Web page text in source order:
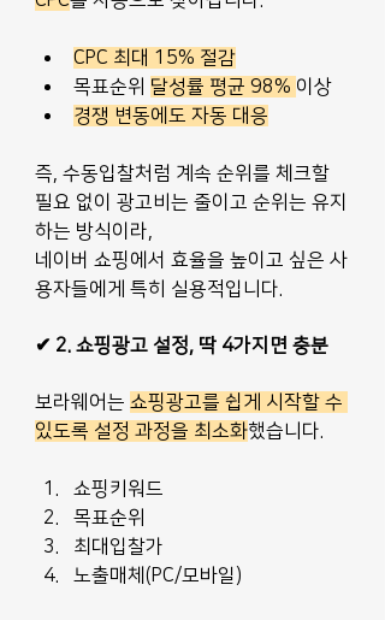
CPC 최대 15% 절감
목표순위 달성률 평균 98% 이상
경쟁 변동에도 자동 대응
즉, 수동입찰처럼 계속 순위를 체크할
필요 없이 광고비는 줄이고 순위는 유지
하는 방식이라,
네이버 쇼핑에서 효율을 높이고 싶은 사
용자들에게 특히 실용적입니다.
✔ 2. 쇼핑광고 설정, 딱 4가지면 충분
보라웨어는 쇼핑광고를 쉽게 시작할 수
있도록 설정 과정을 최소화했습니다.
쇼핑키워드
목표순위
최대입찰가
노출매체(PC/모바일)